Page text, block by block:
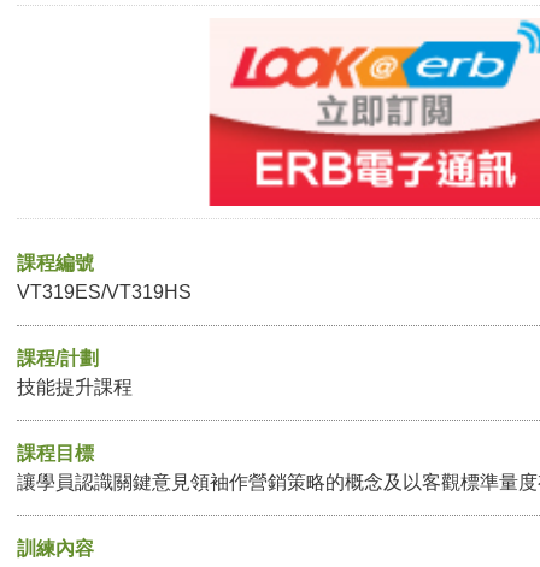
課程編號
VT319ES/VT319HS
課程/計劃
技能提升課程
課程目標
讓學員認識關鍵意見領袖作營銷策略的概念及以客觀標準量
訓練內容